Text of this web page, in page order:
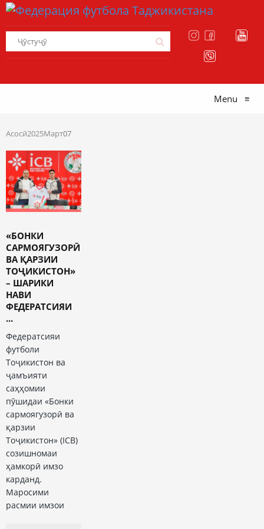
Menu ≡
Асосӣ2025Март07
«БОНКИ
САРМОЯГУЗОРӢ
ВА ҚАРЗИИ
ТОҶИКИСТОН»
– ШАРИКИ
НАВИ
ФЕДЕРАТСИЯИ
...
Федератсияи
футболи
Тоҷикистон ва
ҷамъияти
саҳҳомии
пӯшидаи «Бонки
сармоягузорӣ ва
қарзии
Тоҷикистон» (ICB)
созишномаи
ҳамкорӣ имзо
карданд.
Маросими
расмии имзои